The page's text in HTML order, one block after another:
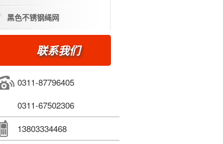
黑色不锈钢绳网
联系我们
0311-87796405
0311-67502306
13803334468